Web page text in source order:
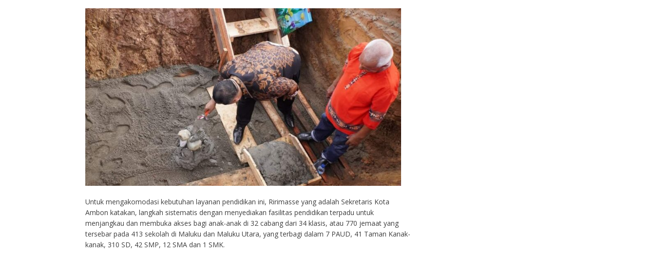
Untuk mengakomodasi kebutuhan layanan pendidikan ini, Ririmasse yang adalah Sekretaris Kota
Ambon katakan, langkah sistematis dengan menyediakan fasilitas pendidikan terpadu untuk
menjangkau dan membuka akses bagi anak-anak di 32 cabang dari 34 klasis, atau 770 jemaat yang
tersebar pada 413 sekolah di Maluku dan Maluku Utara, yang terbagi dalam 7 PAUD, 41 Taman Kanak-
kanak, 310 SD, 42 SMP, 12 SMA dan 1 SMK.